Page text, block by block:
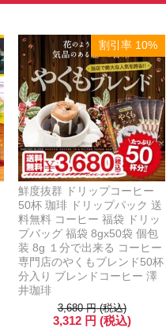
割引率 10%
鮮度抜群 ドリップコーヒー
50杯 珈琲 ドリップパック 送
料無料 コーヒー 福袋 ドリッ
プバッグ 福袋 8gx50袋 個包
装 8g １分で出来る コーヒー
専門店のやくもブレンド50杯
分入り ブレンドコーヒー 澤
井珈琲
3,680 円(税込)
3,312 円 (税込)